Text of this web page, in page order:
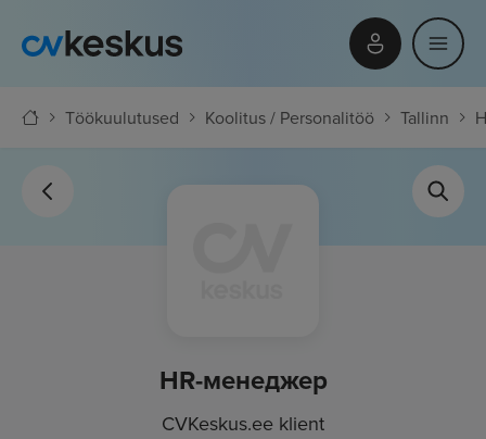
Töökuulutused Koolitus / Personalitöö Tallinn
HR-менеджер
CVKeskus.ee klient